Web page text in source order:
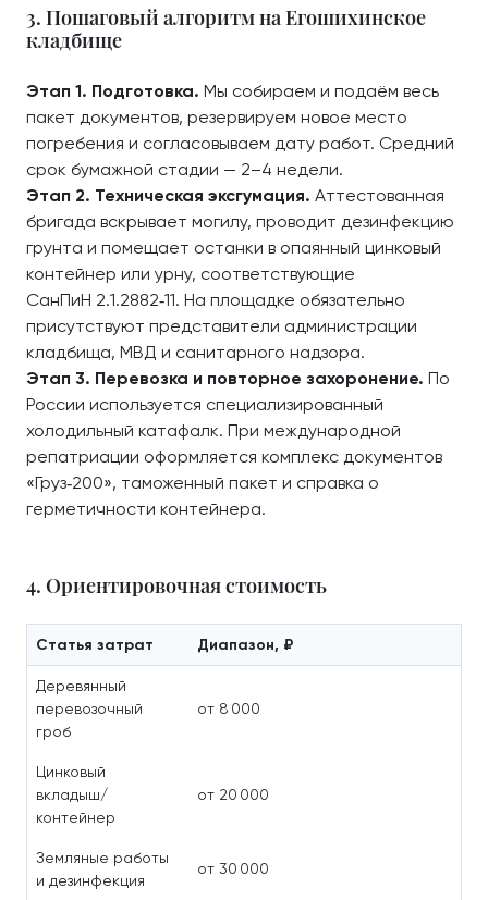
3. Пошаговый алгоритм на Егошихинское
кладбище
Этап 1. Подготовка. Мы собираем и подаём весь
пакет документов, резервируем новое место
погребения и согласовываем дату работ. Средний
срок бумажной стадии — 2–4 недели.
Этап 2. Техническая эксгумация. Аттестованная
бригада вскрывает могилу, проводит дезинфекцию
грунта и помещает останки в опаянный цинковый
контейнер или урну, соответствующие
СанПиН 2.1.2882‑11. На площадке обязательно
присутствуют представители администрации
кладбища, МВД и санитарного надзора.
Этап 3. Перевозка и повторное захоронение. По
России используется специализированный
холодильный катафалк. При международной
репатриации оформляется комплекс документов
«Груз‑200», таможенный пакет и справка о
герметичности контейнера.
4. Ориентировочная стоимость
Статья затрат Диапазон, ₽
Деревянный
перевозочный
гроб
от 8 000
Цинковый
вкладыш/
контейнер
от 20 000
Земляные работы
и дезинфекция
от 30 000